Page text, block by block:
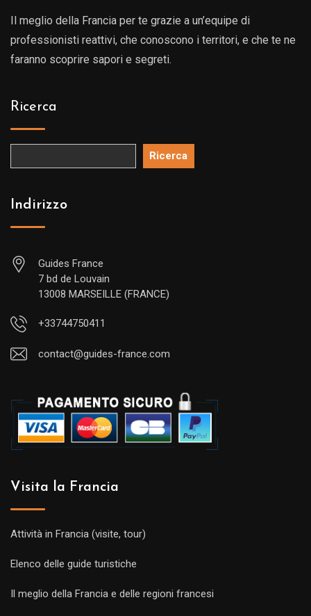
Il meglio della Francia per te grazie a un’equipe di
professionisti reattivi, che conoscono i territori, e che te ne
faranno scoprire sapori e segreti.
Ricerca
Ricerca
Indirizzo
Guides France
7 bd de Louvain
13008 MARSEILLE (FRANCE)
+33744750411
contact@guides-france.com
Visita la Francia
Attività in Francia (visite, tour)
Elenco delle guide turistiche
Il meglio della Francia e delle regioni francesi